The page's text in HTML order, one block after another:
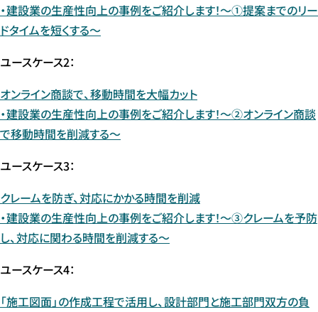
・建設業の生産性向上の事例をご紹介します！～①提案までのリー
ドタイムを短くする～
ユースケース2：
オンライン商談で、移動時間を大幅カット
・建設業の生産性向上の事例をご紹介します！～②オンライン商談
で移動時間を削減する～
ユースケース3：
クレームを防ぎ、対応にかかる時間を削減
・建設業の生産性向上の事例をご紹介します！～③クレームを予防
し、対応に関わる時間を削減する～
ユースケース4：
「施工図面」の作成工程で活用し、設計部門と施工部門双方の負